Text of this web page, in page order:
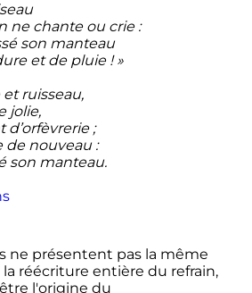
ne chante ou crie :
son manteau
et de pluie ! »
ruisseau,
jolie,
d’orfèvrerie ;
de nouveau :
son manteau.
ne présentent pas la même
réécriture entière du refrain,
l'origine du